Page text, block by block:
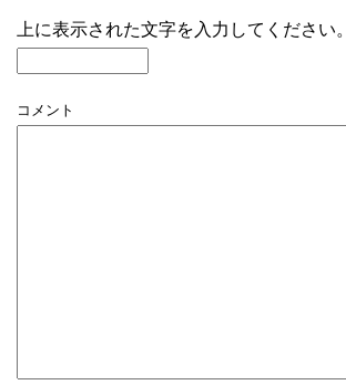
上に表示された文字を入力してください。
コメント